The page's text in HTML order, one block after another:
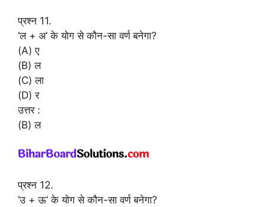
प्रश्न 11.
‘ल + अ’ के योग से कौन-सा वर्ण बनेगा?
(A) ए
(B) ल
(C) ला
(D) र
उत्तर :
(B) ल
प्रश्न 12.
‘उ + ऊ’ के योग से कौन-सा वर्ण बनेगा?